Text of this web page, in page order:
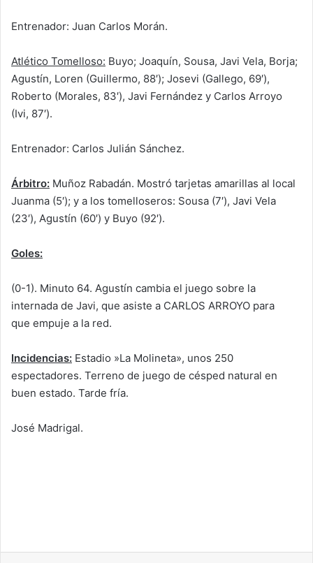
Entrenador: Juan Carlos Morán.
Atlético Tomelloso: Buyo; Joaquín, Sousa, Javi Vela, Borja;
Agustín, Loren (Guillermo, 88′); Josevi (Gallego, 69′),
Roberto (Morales, 83′), Javi Fernández y Carlos Arroyo
(Ivi, 87′).
Entrenador: Carlos Julián Sánchez.
Árbitro: Muñoz Rabadán. Mostró tarjetas amarillas al local
Juanma (5′); y a los tomelloseros: Sousa (7′), Javi Vela
(23′), Agustín (60′) y Buyo (92′).
Goles:
(0-1). Minuto 64. Agustín cambia el juego sobre la
internada de Javi, que asiste a CARLOS ARROYO para
que empuje a la red.
Incidencias: Estadio »La Molineta», unos 250
espectadores. Terreno de juego de césped natural en
buen estado. Tarde fría.
José Madrigal.